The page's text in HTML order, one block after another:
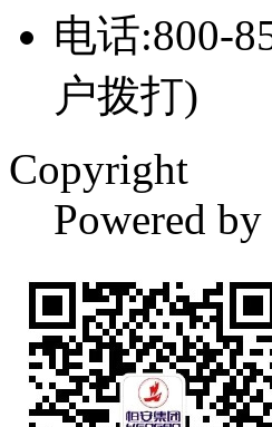
电话:800-
户拨打)
Copyright
Powered